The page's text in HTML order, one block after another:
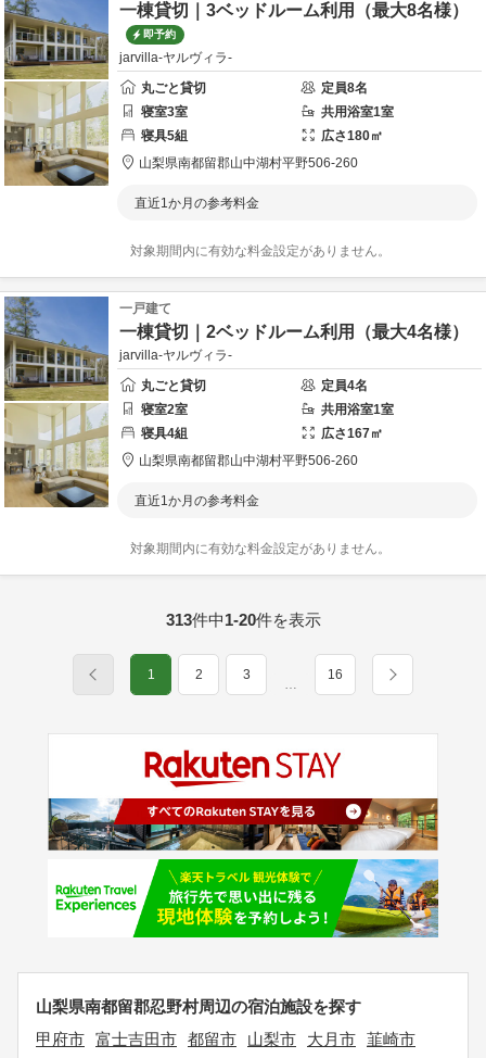
一棟貸切｜3ベッドルーム利用（最大8名様）
即予約
jarvilla-ヤルヴィラ-
丸ごと貸切
定員8名
寝室3室 共用浴室1室
寝具5組 広さ180㎡
山梨県南都留郡山中湖村平野506-260
直近1か月の参考料金
対象期間内に有効な料金設定がありません。
一戸建て
一棟貸切｜2ベッドルーム利用（最大4名様）
jarvilla-ヤルヴィラ-
丸ごと貸切
定員4名
寝室2室 共用浴室1室
寝具4組 広さ167㎡
山梨県南都留郡山中湖村平野506-260
直近1か月の参考料金
対象期間内に有効な料金設定がありません。
313件中1-20件を表示
1 2 3
…
16
山梨県南都留郡忍野村周辺の宿泊施設を探す
甲府市 富士吉田市 都留市 山梨市 大月市 韮崎市